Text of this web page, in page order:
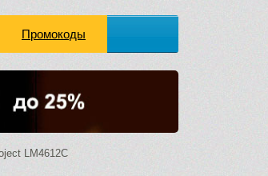
Промокоды
LM4612C